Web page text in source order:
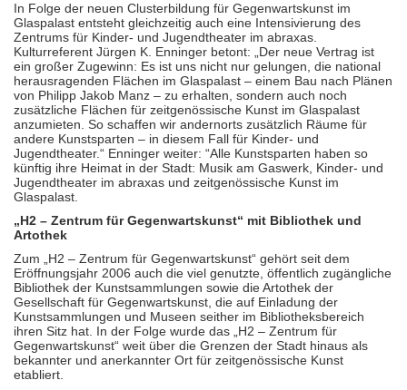
In Folge der neuen Clusterbildung für Gegenwartskunst im
Glaspalast entsteht gleichzeitig auch eine Intensivierung des
Zentrums für Kinder- und Jugendtheater im abraxas.
Kulturreferent Jürgen K. Enninger betont: „Der neue Vertrag ist
ein großer Zugewinn: Es ist uns nicht nur gelungen, die national
herausragenden Flächen im Glaspalast – einem Bau nach Plänen
von Philipp Jakob Manz – zu erhalten, sondern auch noch
zusätzliche Flächen für zeitgenössische Kunst im Glaspalast
anzumieten. So schaffen wir andernorts zusätzlich Räume für
andere Kunstsparten – in diesem Fall für Kinder- und
Jugendtheater.“ Enninger weiter: “Alle Kunstsparten haben so
künftig ihre Heimat in der Stadt: Musik am Gaswerk, Kinder- und
Jugendtheater im abraxas und zeitgenössische Kunst im
Glaspalast.
„H2 – Zentrum für Gegenwartskunst“ mit Bibliothek und
Artothek
Zum „H2 – Zentrum für Gegenwartskunst“ gehört seit dem
Eröffnungsjahr 2006 auch die viel genutzte, öffentlich zugängliche
Bibliothek der Kunstsammlungen sowie die Artothek der
Gesellschaft für Gegenwartskunst, die auf Einladung der
Kunstsammlungen und Museen seither im Bibliotheksbereich
ihren Sitz hat. In der Folge wurde das „H2 – Zentrum für
Gegenwartskunst“ weit über die Grenzen der Stadt hinaus als
bekannter und anerkannter Ort für zeitgenössische Kunst
etabliert.